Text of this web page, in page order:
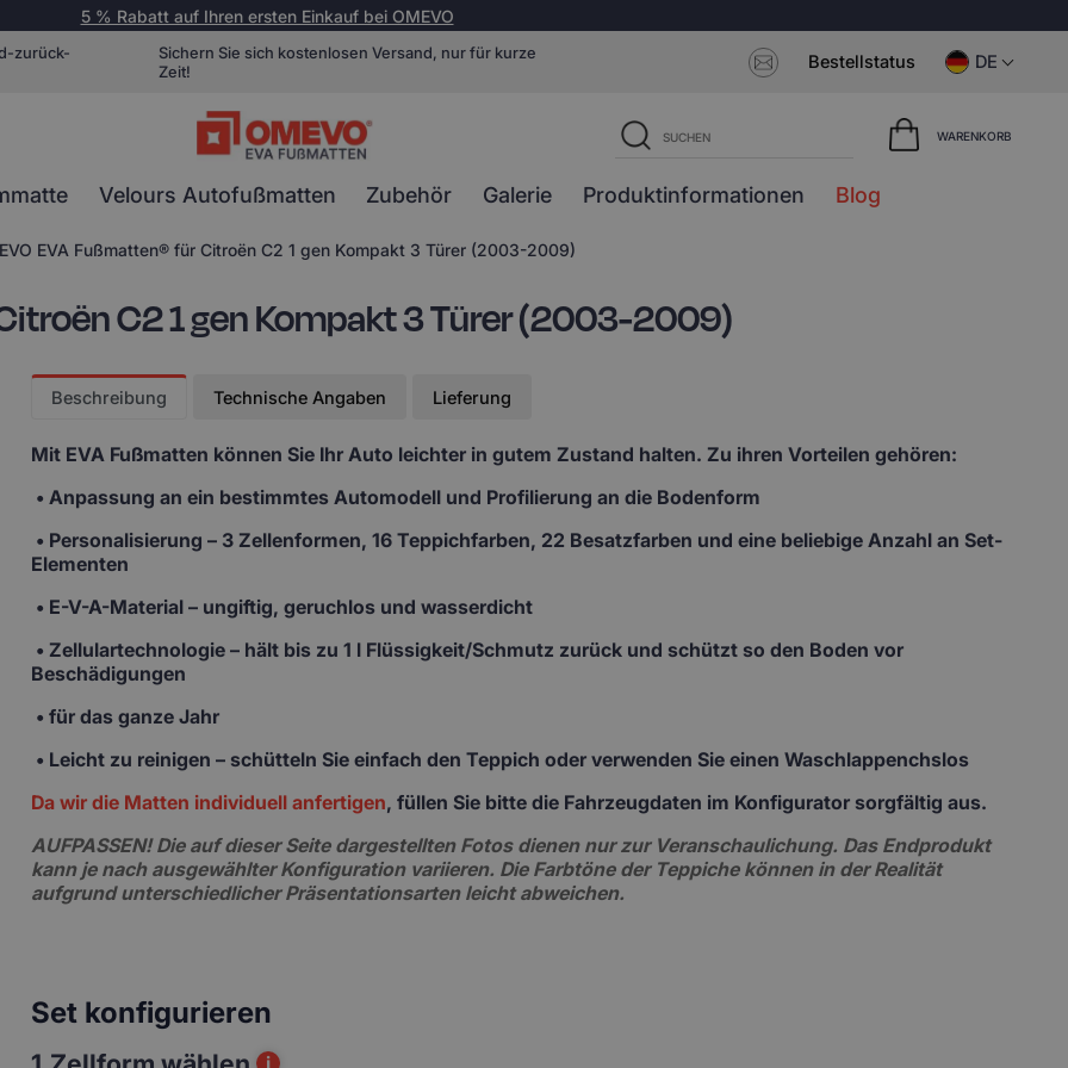
5 % Rabatt auf Ihren ersten Einkauf bei OMEVO
zurück-
Sichern Sie sich kostenlosen Versand, nur für kurze
Zeit!
Bestellstatus DE
WARENKORB
Velours Autofußmatten Zubehör Galerie Produktinformationen Blog
EVA Fußmatten® für Citroën C2 1 gen Kompakt 3 Türer (2003-2009)
C2 1 gen Kompakt 3 Türer (2003-2009)
Beschreibung Technische Angaben Lieferung
Mit EVA Fußmatten können Sie Ihr Auto leichter in gutem Zustand halten. Zu ihren Vorteilen gehören:
• Anpassung an ein bestimmtes Automodell und Profilierung an die Bodenform
• Personalisierung – 3 Zellenformen, 16 Teppichfarben, 22 Besatzfarben und eine beliebige Anzahl an Set-
Elementen
• E-V-A-Material– ungiftig, geruchlos und wasserdicht
• Zellulartechnologie– hält bis zu 1 l Flüssigkeit/Schmutz zurück und schützt so den Boden vor
Beschädigungen
• für das ganze Jahr
• Leicht zu reinigen – schütteln Sie einfach den Teppich oder verwenden Sie einen Waschlappenchslos
Da wir die Matten individuell anfertigen, füllen Sie bitte die Fahrzeugdaten im Konfigurator sorgfältig aus.
AUFPASSEN!Die auf dieser Seite dargestellten Fotos dienen nur zur Veranschaulichung. Das Endprodukt
kann je nach ausgewählter Konfiguration variieren. Die Farbtöne der Teppiche können in der Realität
aufgrund unterschiedlicher Präsentationsarten leicht abweichen.
Set konfigurieren
i